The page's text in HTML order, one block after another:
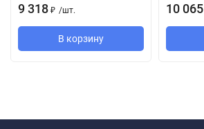
9 318 ₽ /шт.
В корзину
10 065